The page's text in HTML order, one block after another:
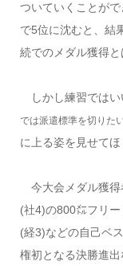
ついていくことが
で5位に沈むと、結
続でのメダル獲得と
しかし練習ではい
では派遣標準を切りた
に上る姿を見せてほ
今大会メダル獲得
(社4)の800㍍フリ
(経3)などの自己ベ
権初となる決勝進